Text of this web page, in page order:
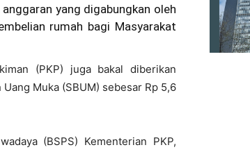
yang digabungkan oleh
rumah bagi Masyarakat
(PKP) juga bakal diberikan
Muka (SBUM) sebesar Rp 5,6
(BSPS) Kementerian PKP,